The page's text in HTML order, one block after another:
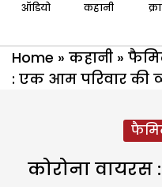
ऑडियो कहानी
Home » कहानी »
: एक आम परिवार की
कोरोना